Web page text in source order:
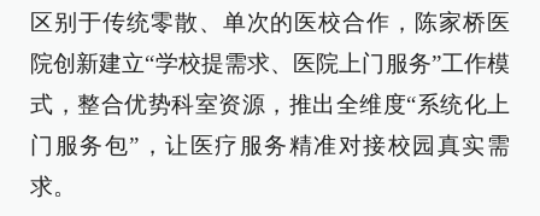
区别于传统零散、单次的医校合作，陈家桥医
院创新建立“学校提需求、医院上门服务”工作模
式，整合优势科室资源，推出全维度“系统化上
门服务包”，让医疗服务精准对接校园真实需
求。